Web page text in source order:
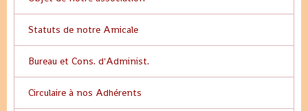
Statuts de notre Amicale
Bureau et Cons. d'Administ.
Circulaire à nos Adhérents